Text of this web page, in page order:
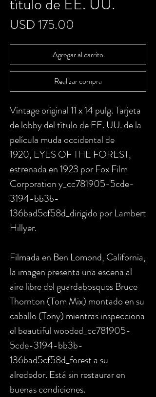
USD 175.00
Agregar al carrito
Realizar compra
Vintage original 11 x 14 pulg. Tarjeta
de lobby del título de EE. UU. de la
película muda occidental de
1920, EYES OF THE FOREST,
estrenada en 1923 por Fox Film
Corporation y_cc781905-5cde-
3194-bb3b-
136bad5cf58d_dirigido por Lambert
Hillyer.
Filmada en Ben Lomond, California,
la imagen presenta una escena al
aire libre del guardabosques Bruce
Thornton (Tom Mix) montado en su
caballo (Tony) mientras inspecciona
el beautiful wooded_cc781905-
5cde-3194-bb3b-
136bad5cf58d_forest a su
alrededor. Está sin restaurar en
buenas condiciones.